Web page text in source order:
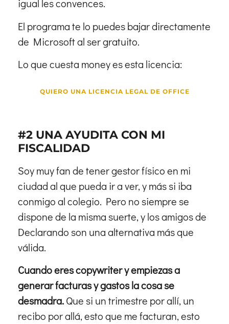
igual les convences.
El programa te lo puedes bajar directamente
de Microsoft al ser gratuito.
Lo que cuesta money es esta licencia:
QUIERO UNA LICENCIA LEGAL DE OFFICE
#2 UNA AYUDITA CON MI
FISCALIDAD
Soy muy fan de tener gestor físico en mi
ciudad al que pueda ir a ver, y más si iba
conmigo al colegio. Pero no siempre se
dispone de la misma suerte, y los amigos de
Declarando son una alternativa más que
válida.
Cuando eres copywriter y empiezas a
generar facturas y gastos la cosa se
desmadra.Que si un trimestre por allí, un
recibo por allá, esto que me facturan, esto